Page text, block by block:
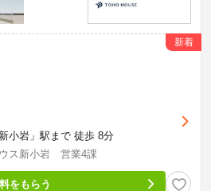
新着
小岩」駅まで 徒歩 8分
ス新小岩 営業4課
をもらう